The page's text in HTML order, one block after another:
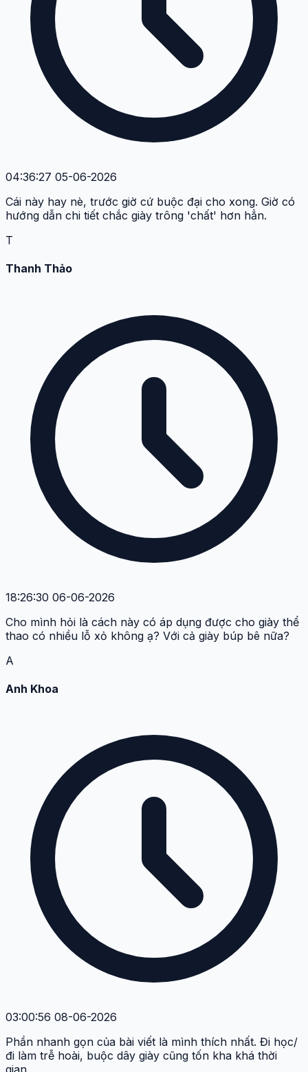
04:36:27 05-06-2026
Cái này hay nè, trước giờ cứ buộc đại cho xong. Giờ có
hướng dẫn chi tiết chắc giày trông 'chất' hơn hẳn.
T
Thanh Thảo
18:26:30 06-06-2026
Cho mình hỏi là cách này có áp dụng được cho giày thể
thao có nhiều lỗ xỏ không ạ? Với cả giày búp bê nữa?
A
Anh Khoa
03:00:56 08-06-2026
Phần nhanh gọn của bài viết là mình thích nhất. Đi học/
đi làm trễ hoài, buộc dây giày cũng tốn kha khá thời